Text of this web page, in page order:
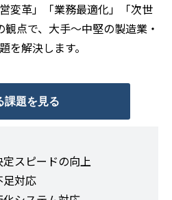
変革」「業務最適化」「次世
点で、大手〜中堅の製造業・
を解決します。
課題を見る
スピードの向上
足対応